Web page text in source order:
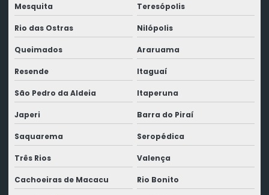
Mesquita Teresópolis
Rio das Ostras Nilópolis
Queimados Araruama
Resende Itaguaí
São Pedro da Aldeia Itaperuna
Japeri Barra do Piraí
Saquarema Seropédica
Três Rios Valença
Cachoeiras de Macacu Rio Bonito